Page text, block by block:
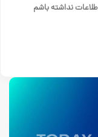
نداشته باشم